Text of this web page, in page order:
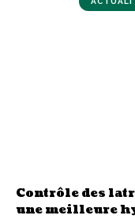
Contrôle des
une meilleure